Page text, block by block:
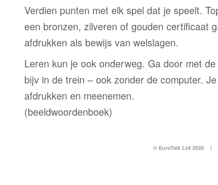
Verdien punten met elk spel dat je speelt.
een bronzen, zilveren of gouden certificaat
afdrukken als bewijs van welslagen.
Leren kun je ook onderweg. Ga door met
bijv in de trein – ook zonder de computer.
afdrukken en meenemen.
(beeldwoordenboek)
© EuroTalk Ltd 2026 |